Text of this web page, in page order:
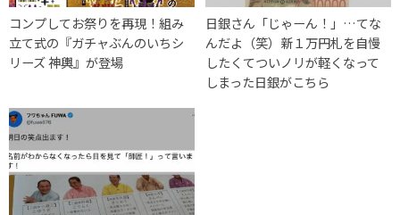
コンプしてお祭りを再現！組み
立て式の『ガチャぶんのいちシ
リーズ 神輿』が登場
日銀さん「じゃーん！」…てな
んだよ（笑）新１万円札を自慢
したくてついノリが軽くなって
しまった日銀がこちら